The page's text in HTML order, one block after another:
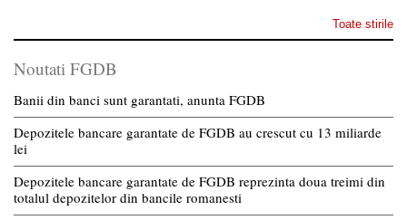
Toate stirile
Noutati FGDB
Banii din banci sunt garantati, anunta FGDB
Depozitele bancare garantate de FGDB au crescut cu 13 miliarde
lei
Depozitele bancare garantate de FGDB reprezinta doua treimi din
totalul depozitelor din bancile romanesti